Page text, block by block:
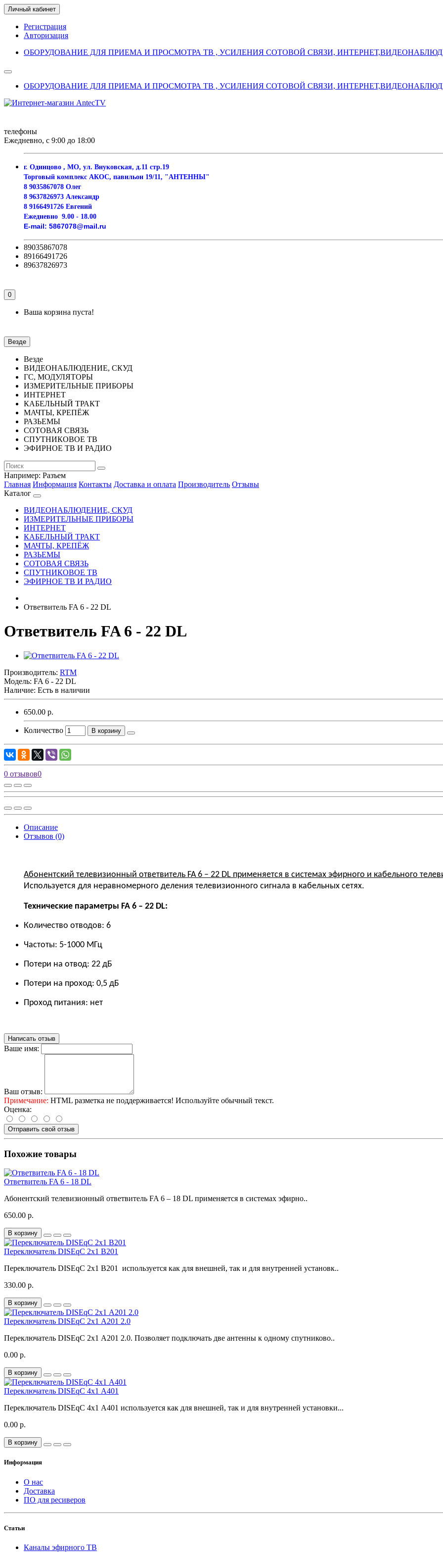
Личный кабинет
Регистрация
Авторизация
ОБОРУДОВАНИЕ ДЛЯ ПРИЕМА И ПРОСМОТРА ТВ , УСИЛЕНИЯ СОТОВОЙ СВЯЗИ,
ОБОРУДОВАНИЕ ДЛЯ ПРИЕМА И ПРОСМОТРА ТВ , УСИЛЕНИЯ СОТОВОЙ СВЯЗИ,
телефоны
Ежедневно, с 9:00 до 18:00
г. Одинцово , МО, ул. Внуковская, д.11 стр.19
Торговый комплекс АКОС, павильон 19/11, "АНТЕННЫ"
8 9035867078 Олег
8 9637826973 Александр
8 9166491726 Евгений
Ежедневно 9.00 - 18.00
E-mail: 5867078@mail.ru
89035867078
89166491726
89637826973
0
Ваша корзина пуста!
Везде
Везде
ВИДЕОНАБЛЮДЕНИЕ, СКУД
ГС, МОДУЛЯТОРЫ
ИЗМЕРИТЕЛЬНЫЕ ПРИБОРЫ
ИНТЕРНЕТ
КАБЕЛЬНЫЙ ТРАКТ
МАЧТЫ, КРЕПЁЖ
РАЗЬЕМЫ
СОТОВАЯ СВЯЗЬ
СПУТНИКОВОЕ ТВ
ЭФИРНОЕ ТВ И РАДИО
Например: Разъем
Главная Информация Контакты Доставка и оплата Производитель Отзывы
Каталог
ВИДЕОНАБЛЮДЕНИЕ, СКУД
ИЗМЕРИТЕЛЬНЫЕ ПРИБОРЫ
ИНТЕРНЕТ
КАБЕЛЬНЫЙ ТРАКТ
МАЧТЫ, КРЕПЁЖ
РАЗЬЕМЫ
СОТОВАЯ СВЯЗЬ
СПУТНИКОВОЕ ТВ
ЭФИРНОЕ ТВ И РАДИО
Ответвитель FA 6 - 22 DL
Ответвитель FA 6 - 22 DL
Производитель: RTM
Модель: FA 6 - 22 DL
Наличие: Есть в наличии
650.00 р.
Количество В корзину
0 отзывов0
Описание
Отзывов (0)
Абонентский телевизионный ответвитель FA 6 – 22 DL применяется в системах эфирного и кабельного
Используется для неравномерного деления телевизионного сигнала в кабельных сетях.
Технические параметры FA 6 – 22 DL:
Количество отводов: 6
Частоты: 5-1000 МГц
Потери на отвод: 22 дБ
Потери на проход: 0,5 дБ
Проход питания: нет
Написать отзыв
Ваше имя:
Ваш отзыв:
Примечание: HTML разметка не поддерживается! Используйте обычный текст.
Оценка:
Отправить свой отзыв
Похожие товары
Ответвитель FA 6 - 18 DL
Абонентский телевизионный ответвитель FA 6 – 18 DL применяется в системах эфирно..
650.00 р.
В корзину
Переключатель DISEqC 2х1 B201
Переключатель DISEqC 2x1 B201 используется как для внешней, так и для внутренней установк..
330.00 р.
В корзину
Переключатель DISEqC 2х1 A201 2.0
Переключатель DISEqC 2х1 A201 2.0. Позволяет подключать две антенны к одному спутниково..
0.00 р.
В корзину
Переключатель DISEqC 4х1 A401
Переключатель DISEqC 4х1 A401 используется как для внешней, так и для внутренней установки...
0.00 р.
В корзину
Информация
О нас
Доставка
ПО для ресиверов
Статьи
Каналы эфирного ТВ